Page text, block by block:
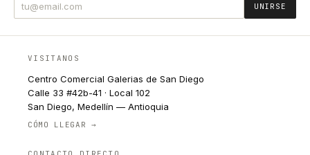
UNIRSE
VISITANOS
Centro Comercial Galerias de San Diego
Calle 33 #42b-41 · Local 102
San Diego, Medellín — Antioquia
CÓMO LLEGAR →